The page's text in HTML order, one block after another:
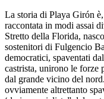
La storia di Playa Girón
raccontata in modi assai
Stretto della Florida,
sostenitori di Fulgencio
democratici, spaventati
castrista, unirono le forze
dal grande vicino del
ovviamente altrettanto